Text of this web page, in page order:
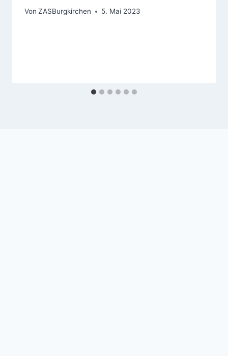
Von ZASBurgkirchen 5. Mai 2023